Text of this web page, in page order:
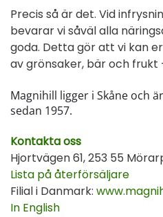
Precis så är det. Vid
bevarar vi såväl alla
goda. Detta gör att vi kan
av grönsaker, bär och
Magnihill ligger i Skåne och
sedan 1957.
Kontakta oss
Hjortvägen 61, 253 55
Lista på återförsäljare
Filial i Danmark:
In English